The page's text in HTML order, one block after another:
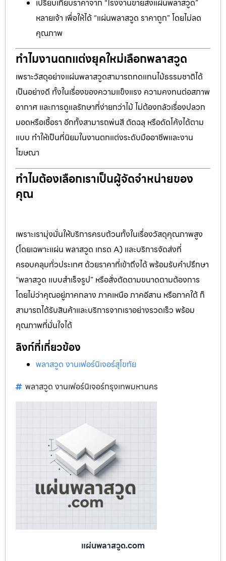
เปรียบเทียบราคาจาก “โรงงานขายส่งแผ่นพลาสวูด”
หลายเจ้า เพื่อให้ได้ “แผ่นพลาสวูด ราคาถูก” โดยไม่ลด
คุณภาพ
ทำไมงานตกแต่งยุคใหม่เลือกพลาสวูด
เพราะวัสดุอย่างแผ่นพลาสวูดสามารถทดแทนไม้ธรรมชาติได้
เป็นอย่างดี ทั้งในเรื่องของความแข็งแรง ความคงทนต่อสภาพ
อากาศ และการดูแลรักษาที่ง่ายกว่าไม้ ไม่ต้องกลัวเรื่องปลวก
มอดหรือเชื้อรา อีกทั้งสามารถพ่นสี ตัดฉลุ หรือดัดโค้งได้ตาม
แบบ ทำให้เป็นที่นิยมในงานตกแต่งระดับมืออาชีพและงาน
โฆษณา
ทำไมต้องเลือกเราเป็นผู้จัดจำหน่ายของ
คุณ
เพราะเรามุ่งมั่นให้บริการครบถ้วนทั้งในเรื่องวัสดุคุณภาพสูง
(โดยเฉพาะแผ่น พลาสวูด เกรด A) และบริการจัดส่งที่
ครอบคลุมทั่วประเทศ ด้วยราคาที่เข้าถึงได้ พร้อมรับคำปรึกษา
“พลาสวูด แบบสำเร็จรูป” หรือสั่งตัดตามขนาดตามต้องการ
โดยไม่ว่าคุณอยู่ภาคกลาง ภาคเหนือ ภาคอีสาน หรือภาคใต้ ก็
สามารถได้รับสินค้าและบริการจากเราอย่างรวดเร็ว พร้อม
คุณภาพที่มั่นใจได้
ลิงก์ที่เกี่ยวข้อง
พลาสวูด งานเฟอร์นิเจอร์สุโขทัย
พลาสวูด งานเฟอร์นิเจอร์กรุงเทพมหานคร
แผ่นพลาสวูด.com